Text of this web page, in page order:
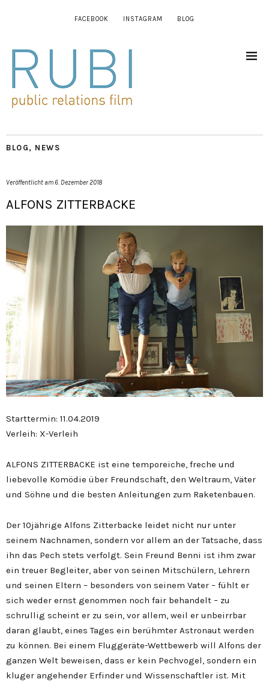
FACEBOOK INSTAGRAM BLOG
BLOG , NEWS
Veröffentlicht am6. Dezember 2018
ALFONS ZITTERBACKE
Starttermin: 11.04.2019
Verleih: X-Verleih
ALFONS ZITTERBACKE ist eine temporeiche, freche und
liebevolle Komödie über Freundschaft, den Weltraum, Väter
und Söhne und die besten Anleitungen zum Raketenbauen.
Der 10jährige Alfons Zitterbacke leidet nicht nur unter
seinem Nachnamen, sondern vor allem an der Tatsache, dass
ihn das Pech stets verfolgt. Sein Freund Benni ist ihm zwar
ein treuer Begleiter, aber von seinen Mitschülern, Lehrern
und seinen Eltern – besonders von seinem Vater – fühlt er
sich weder ernst genommen noch fair behandelt – zu
schrullig scheint er zu sein, vor allem, weil er unbeirrbar
daran glaubt, eines Tages ein berühmter Astronaut werden
zu können. Bei einem Fluggeräte-Wettbewerb will Alfons der
ganzen Welt beweisen, dass er kein Pechvogel, sondern ein
kluger angehender Erfinder und Wissenschaftler ist. Mit